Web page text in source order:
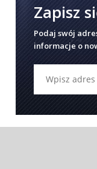
Zapisz
Podaj swój
informacje o